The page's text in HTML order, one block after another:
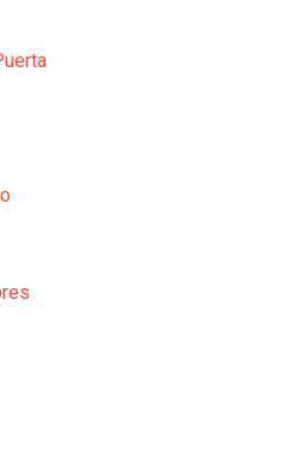
al grupo en la
“El objetivo es
a Alberto Flores" por
el traspaso de Sow